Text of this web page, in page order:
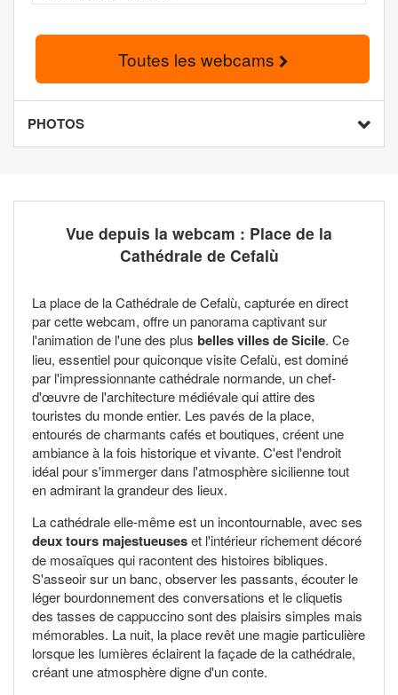
Toutes les webcams
PHOTOS
Vue depuis la webcam : Place de la
Cathédrale de Cefalù
La place de la Cathédrale de Cefalù, capturée en direct
par cette webcam, offre un panorama captivant sur
l'animation de l'une des plus belles villes de Sicile. Ce
lieu, essentiel pour quiconque visite Cefalù, est dominé
par l'impressionnante cathédrale normande, un chef-
d'œuvre de l'architecture médiévale qui attire des
touristes du monde entier. Les pavés de la place,
entourés de charmants cafés et boutiques, créent une
ambiance à la fois historique et vivante. C'est l'endroit
idéal pour s'immerger dans l'atmosphère sicilienne tout
en admirant la grandeur des lieux.
La cathédrale elle-même est un incontournable, avec ses
deux tours majestueuseset l'intérieur richement décoré
de mosaïques qui racontent des histoires bibliques.
S'asseoir sur un banc, observer les passants, écouter le
léger bourdonnement des conversations et le cliquetis
des tasses de cappuccino sont des plaisirs simples mais
mémorables. La nuit, la place revêt une magie particulière
lorsque les lumières éclairent la façade de la cathédrale,
créant une atmosphère digne d'un conte.